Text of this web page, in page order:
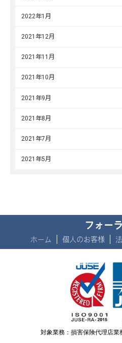
2022年1月
2021年12月
2021年11月
2021年10月
2021年9月
2021年8月
2021年7月
2021年5月
フォー
ホーム 個人のお客様
対象業務：損害保険代理店